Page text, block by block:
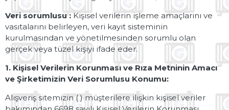
Veri sorumlusu :Kişisel verilerin işleme amaçlarını ve
vasıtalarını belirleyen, veri kayıt sisteminin
kurulmasından ve yönetilmesinden sorumlu olan
gerçek veya tüzel kişiyi ifade eder.
1. Kişisel Verilerin Korunması ve Rıza Metninin Amacı
ve Şirketimizin Veri Sorumlusu Konumu:
Alışveriş sitemizin ( ) müşterilere ilişkin kişisel veriler